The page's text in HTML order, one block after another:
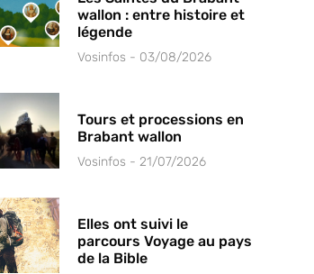
wallon : entre histoire et
légende
Vosinfos 03/08/2026
Tours et processions en
Brabant wallon
Vosinfos 21/07/2026
Elles ont suivi le
parcours Voyage au pays
de la Bible